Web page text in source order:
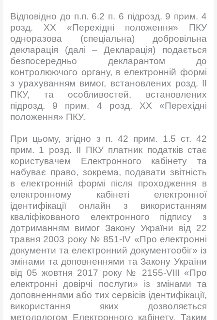
Відповідно до п.п. 6.2 п. 6 підрозд. 9 прим. 4
розд. ХХ «Перехідні положення» ПКУ
одноразова (спеціальна) добровільна
декларація (далі – Декларація) подається
безпосередньо декларантом до
контролюючого органу, в електронній формі
з урахуванням вимог, встановлених розд. II
ПКУ, та особливостей, встановлених
підрозд. 9 прим. 4 розд. ХХ «Перехідні
положення» ПКУ.
При цьому, згідно з п. 42 прим. 1.5 ст. 42
прим. 1 розд. II ПКУ платник податків стає
користувачем Електронного кабінету та
набуває право, зокрема, подавати звітність
в електронній формі після проходження в
електронному кабінеті електронної
ідентифікації онлайн з використанням
кваліфікованого електронного підпису з
дотриманням вимог Закону України від 22
травня 2003 року № 851-IV «Про електронні
документи та електронний документообіг» із
змінами та доповненнями та Закону України
від 05 жовтня 2017 року № 2155-VIII «Про
електронні довірчі послуги» із змінами та
доповненнями або тих сервісів ідентифікації,
використання яких дозволяється
методологом Електронного кабінету. Таким